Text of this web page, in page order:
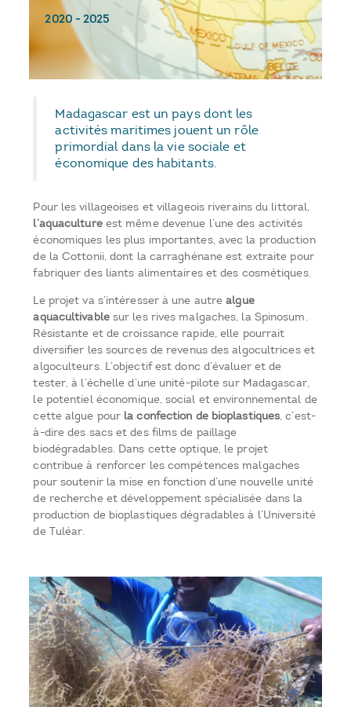
2020-2025
Madagascar est un pays dont les
activités maritimes jouent un rôle
primordial dans la vie sociale et
économique des habitants.
Pour les villageoises et villageois riverains du littoral,
l’aquacultureest même devenue l’une des activités
économiques les plus importantes, avec la production
de la Cottonii, dont la carraghénane est extraite pour
fabriquer des liants alimentaires et des cosmétiques.
Le projet va s’intéresser à une autrealgue
aquacultivablesur les rives malgaches, la Spinosum.
Résistante et de croissance rapide, elle pourrait
diversifier les sources de revenus des algocultrices et
algoculteurs. L’objectif est donc d’évaluer et de
tester, à l’échelle d’une unité-pilote sur Madagascar,
le potentiel économique, social et environnemental de
cette algue pour la confection de bioplastiques, c’est-
à-dire des sacs et des films de paillage
biodégradables. Dans cette optique, le projet
contribue à renforcer les compétences malgaches
pour soutenir la mise en fonction d’une nouvelle unité
de recherche et développement spécialisée dans la
production de bioplastiques dégradables à l’Université
de Tuléar.